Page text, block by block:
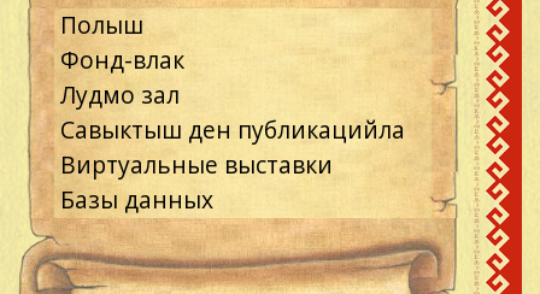
Полыш
Фонд-влак
Лудмо зал
Савыктыш ден публикацийла
Виртуальные выставки
Базы данных